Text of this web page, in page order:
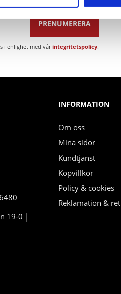
PRENUMERERA
i enlighet med vårintegritetspolicy.
19-0 |
INFORMATION
Om oss
Mina sidor
Kundtjänst
Köpvillkor
Policy & cookies
Reklamation &